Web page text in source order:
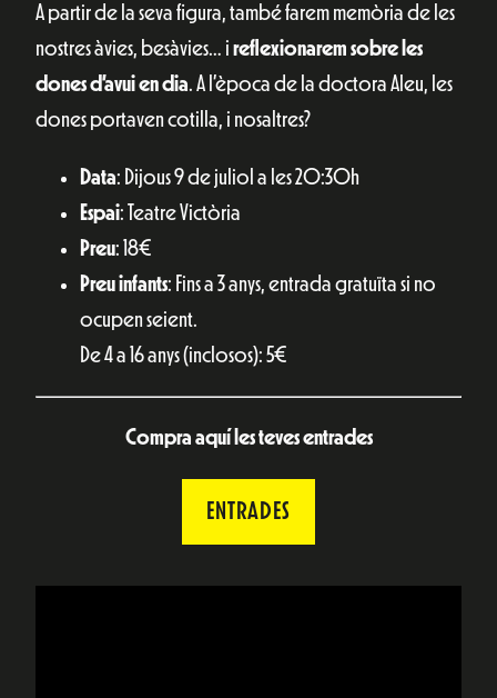
A partir de la seva figura, també farem memòria de les
nostres àvies, besàvies… i reflexionarem sobre les
dones d’avui en dia. A l’època de la doctora Aleu, les
dones portaven cotilla, i nosaltres?
Data: Dijous 9 de juliol a les 20:30h
Espai: Teatre Victòria
Preu: 18€
Preu infants: Fins a 3 anys, entrada gratuïta si no
ocupen seient.
De 4 a 16 anys (inclosos): 5€
Compra aquí les teves entrades
ENTRADES